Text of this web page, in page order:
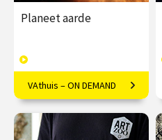
Planeet aarde
Van woeste gloeiende klomp
sterrenstof naar levendige
planeet
VAthuis – ON DEMAND